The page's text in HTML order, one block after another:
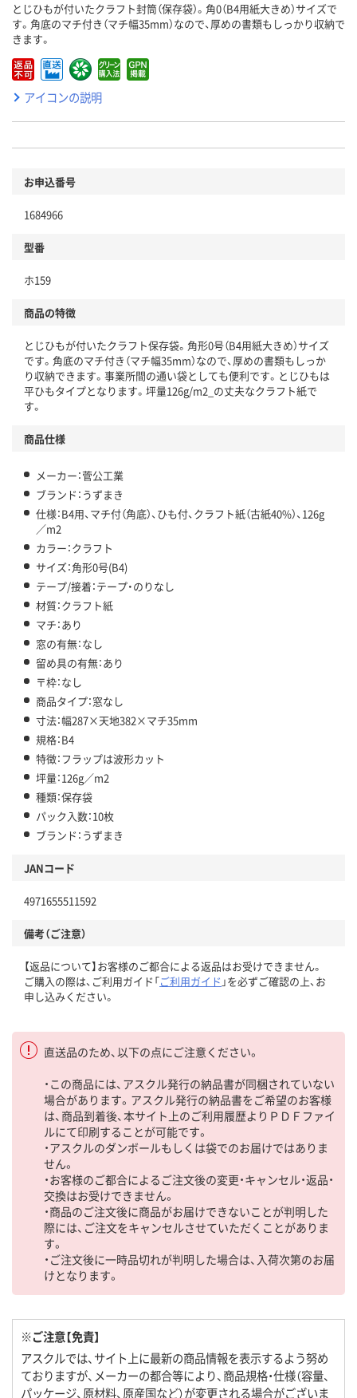
とじひもが付いたクラフト封筒（保存袋）。角0（B4用紙大きめ）サイズで
す。角底のマチ付き（マチ幅35mm）なので、厚めの書類もしっかり収納で
きます。
アイコンの説明
お申込番号
1684966
型番
ホ159
商品の特徴
とじひもが付いたクラフト保存袋。角形0号（B4用紙大きめ）サイズ
です。角底のマチ付き（マチ幅35mm）なので、厚めの書類もしっか
り収納できます。事業所間の通い袋としても便利です。とじひもは
平ひもタイプとなります。坪量126g/m2_の丈夫なクラフト紙で
す。
商品仕様
メーカー：菅公工業
ブランド：うずまき
仕様：B4用、マチ付（角底）、ひも付、クラフト紙（古紙40%）、126g
／m2
カラー：クラフト
サイズ：角形0号(B4)
テープ/接着：テープ・のりなし
材質：クラフト紙
マチ：あり
窓の有無：なし
留め具の有無：あり
〒枠：なし
商品タイプ：窓なし
寸法：幅287×天地382×マチ35mm
規格：B4
特徴：フラップは波形カット
坪量：126g／m2
種類：保存袋
パック入数：10枚
ブランド：うずまき
JANコード
4971655511592
備考（ご注意）
【返品について】お客様のご都合による返品はお受けできません。
ご購入の際は、ご利用ガイド「ご利用ガイド 」を必ずご確認の上、お
申し込みください。
直送品のため、以下の点にご注意ください。
・この商品には、アスクル発行の納品書が同梱されていない
場合があります。アスクル発行の納品書をご希望のお客様
は、商品到着後、本サイト上のご利用履歴よりＰＤＦファイ
ルにて印刷することが可能です。
・アスクルのダンボールもしくは袋でのお届けではありま
せん。
・お客様のご都合によるご注文後の変更・キャンセル・返品・
交換はお受けできません。
・商品のご注文後に商品がお届けできないことが判明した
際には、ご注文をキャンセルさせていただくことがありま
す。
・ご注文後に一時品切れが判明した場合は、入荷次第のお届
けとなります。
※ご注意【免責】
アスクルでは、サイト上に最新の商品情報を表示するよう努め
ておりますが、メーカーの都合等により、商品規格・仕様（容量、
パッケージ、原材料、原産国など）が変更される場合がございま